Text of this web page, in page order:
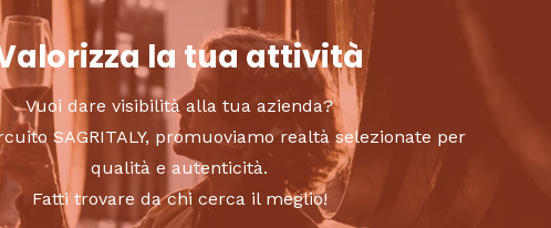
la tua attività
Vuoi dare visibilità alla tua azienda?
SAGRITALY, promuoviamo realtà selezionate per
qualità e autenticità.
Fatti trovare da chi cerca il meglio!